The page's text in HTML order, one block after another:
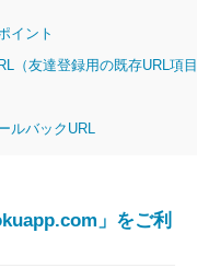
イント
（友達登録用の既存URL項目
ルバックURL
」をご利